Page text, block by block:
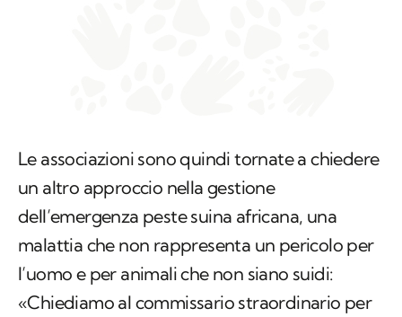
Le associazioni sono quindi tornate a chiedere
un altro approccio nella gestione
dell’emergenza peste suina africana, una
malattia che non rappresenta un pericolo per
l’uomo e per animali che non siano suidi:
«Chiediamo al commissario straordinario per